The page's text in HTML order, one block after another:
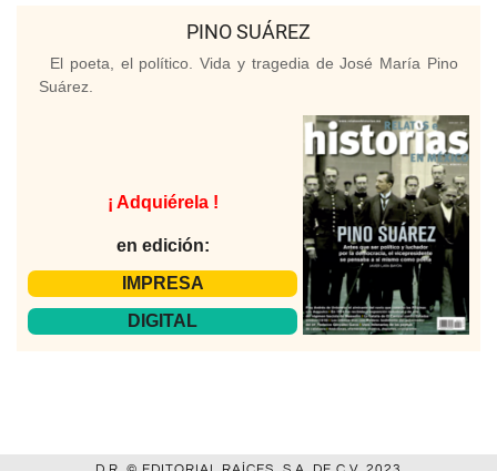
PINO SUÁREZ
El poeta, el político. Vida y tragedia de José María Pino
Suárez.
¡ Adquiérela !
en edición:
IMPRESA
DIGITAL